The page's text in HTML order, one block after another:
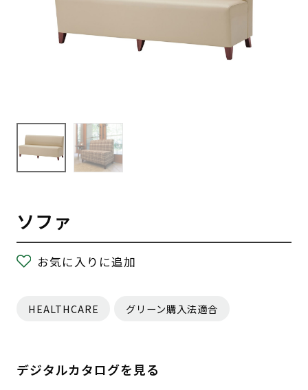
ソファ
お気に入りに追加
HEALTHCARE グリーン購入法適合
デジタルカタログを見る